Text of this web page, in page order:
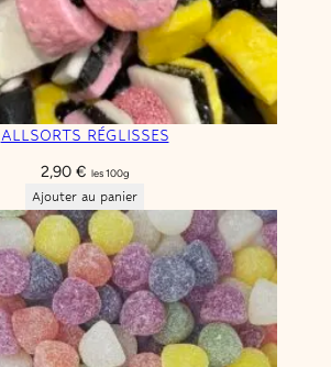
ALLSORTS RÉGLISSES
2,90 € les 100g
Ajouter au panier